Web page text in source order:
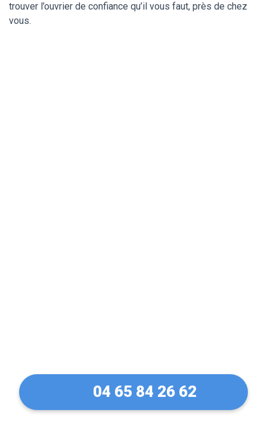
trouver l’ouvrier de confiance qu’il vous faut, près de chez
vous.
04 65 84 26 62